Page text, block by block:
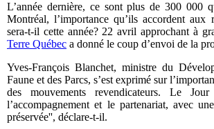
L’année dernière, ce sont plus de 300 000
Montréal, l’importance qu’ils accordent aux
sera-t-il cette année? 22 avril approchant à
Terre Québec a donné le coup d’envoi de la
Yves-François Blanchet, ministre du
Faune et des Parcs, s’est exprimé sur
des mouvements revendicateurs. Le
l’accompagnement et le partenariat, avec
préservée'', déclare-t-il.